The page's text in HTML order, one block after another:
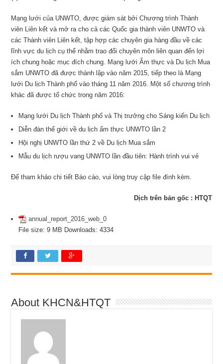
Mạng lưới của UNWTO, được giám sát bởi Chương trình Thành
viên Liên kết và mở ra cho cả các Quốc gia thành viên UNWTO và
các Thành viên Liên kết, tập hợp các chuyên gia hàng đầu về các
lĩnh vực du lịch cụ thể nhằm trao đổi chuyên môn liên quan đến lợi
ích chung hoặc mục đích chung. Mạng lưới Ẩm thực và Du lịch Mua
sắm UNWTO đã được thành lập vào năm 2015, tiếp theo là Mạng
lưới Du lịch Thành phố vào tháng 11 năm 2016. Một số chương trình
khác đã được tổ chức trong năm 2016:
Mạng lưới Du lịch Thành phố và Thị trưởng cho Sáng kiến Du lịch
Diễn đàn thế giới về du lịch ẩm thực UNWTO lần 2
Hội nghị UNWTO lần thứ 2 về Du lịch Mua sắm
Mẫu du lịch rượu vang UNWTO lần đầu tiên: Hành trình vui vẻ
Để tham khảo chi tiết Báo cáo, vui lòng truy cập file đính kèm.
Dịch trên bản gốc : HTQT
annual_report_2016_web_0
File size: 9 MB Downloads: 4334
About KHCN&HTQT